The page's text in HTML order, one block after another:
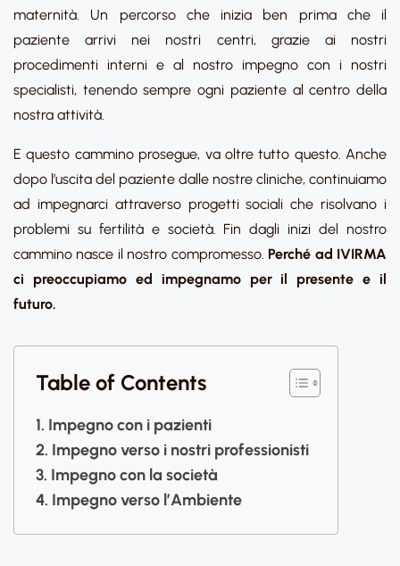
maternità. Un percorso che inizia ben prima che il
paziente arrivi nei nostri centri, grazie ai nostri
procedimenti interni e al nostro impegno con i nostri
specialisti, tenendo sempre ogni paziente al centro della
nostra attività.
E questo cammino prosegue, va oltre tutto questo. Anche
dopo l’uscita del paziente dalle nostre cliniche, continuiamo
ad impegnarci attraverso progetti sociali che risolvano i
problemi su fertilità e società. Fin dagli inizi del nostro
cammino nasce il nostro compromesso. Perché ad IVIRMA
ci preoccupiamo ed impegnamo per il presente e il
futuro.
Table of Contents
Impegno con i pazienti
Impegno verso i nostri professionisti
Impegno con la società
Impegno verso l’Ambiente